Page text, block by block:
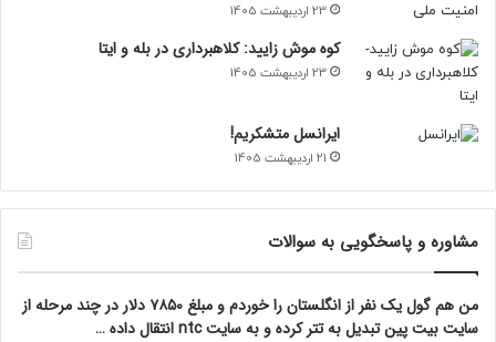
23 اردیبهشت 1405
کوه موش زایید: کلاهبرداری در بله و ایتا
23 اردیبهشت 1405
ایرانسل متشکریم!
21 اردیبهشت 1405
مشاوره و پاسخگویی به سوالات
من هم گول یک نفر از انگلستان را خوردم و مبلغ ۷۸۵۰ دلار در چند مرحله از
سایت بیت پین تبدیل به تتر کرده و به سایت ntc انتقال داده …